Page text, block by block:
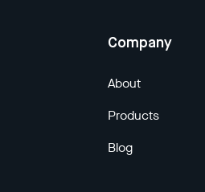
Company
About
Products
Blog